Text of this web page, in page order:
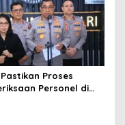
Proses
Personel di